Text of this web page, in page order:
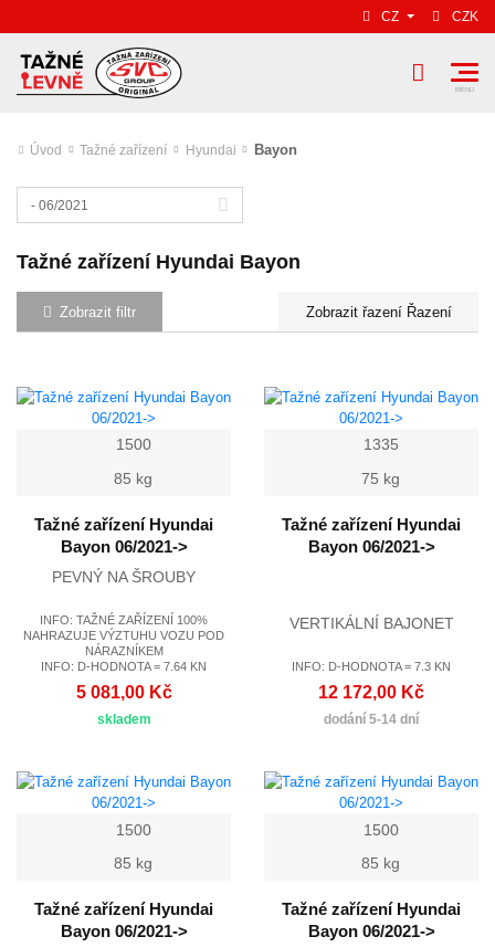
CZ CZK
Úvod Tažné zařízení Hyundai Bayon
- 06/2021
Tažné zařízení Hyundai Bayon
Zobrazit filtr Řazení
1500
85 kg
Tažné zařízení Hyundai
Bayon 06/2021->
PEVNÝ NA ŠROUBY
INFO: TAŽNÉ ZAŘÍZENÍ 100%
NAHRAZUJE VÝZTUHU VOZU POD
NÁRAZNÍKEM
INFO: D-HODNOTA = 7.64 KN
5 081,00 Kč
skladem
1335
75 kg
Tažné zařízení Hyundai
Bayon 06/2021->
VERTIKÁLNÍ BAJONET
INFO: D-HODNOTA = 7.3 KN
12 172,00 Kč
dodání 5-14 dní
1500
85 kg
Tažné zařízení Hyundai
Bayon 06/2021->
1500
85 kg
Tažné zařízení Hyundai
Bayon 06/2021->